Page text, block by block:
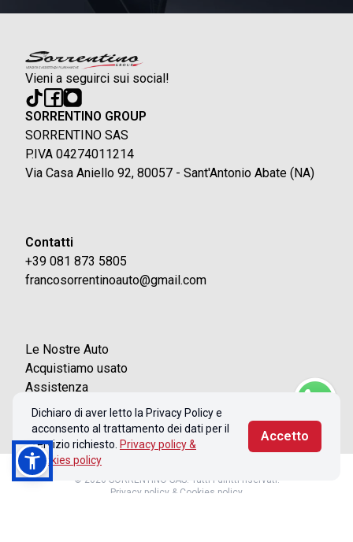
Vieni a seguirci sui social!
SORRENTINO GROUP
SORRENTINO SAS
P.IVA 04274011214
Via Casa Aniello 92, 80057 - Sant'Antonio Abate (NA)
Contatti
+39 081 873 5805
francosorrentinoauto@gmail.com
Le Nostre Auto
Acquistiamo usato
Assistenza
Contatti
Dichiaro di aver letto la Privacy Policy e
acconsento al trattamento dei dati per il
servizio richiesto. Privacy policy &
Cookies policy
Accetto
© 2026 SORRENTINO SAS. Tutti i diritti riservati.
Privacy policy & Cookies policy